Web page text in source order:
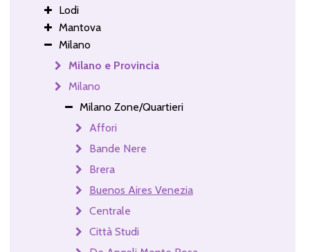
Lodi
Mantova
Milano
Milano e Provincia
Milano
Milano Zone/Quartieri
Affori
Bande Nere
Brera
Buenos Aires Venezia
Centrale
Città Studi